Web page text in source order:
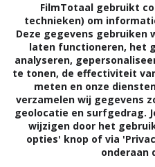
DRAMA
jaren van Walt Disney.
en weet hij op
Als Walt Disney verhuist
FilmTotaal gebruikt
technieken) om
Deze gegevens gebruiken
laten functioneren, het
analyseren,
te tonen, de effectiviteit
meten en onze
verzamelen wij gegevens
geolocatie en surfgedrag.
wijzigen door het
opties' knop of via
onderaan